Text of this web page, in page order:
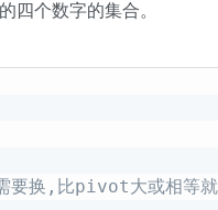
四个数字的集合。
要换,比pivot大或相等就